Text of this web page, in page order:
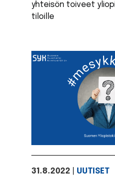
yhteisön toiveet
tiloille
31.8.2022
UUTISET